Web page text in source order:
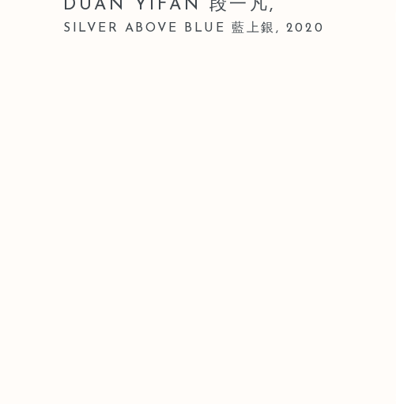
DUAN YIFAN 段一凡,
SILVER ABOVE BLUE 藍上銀 , 2020